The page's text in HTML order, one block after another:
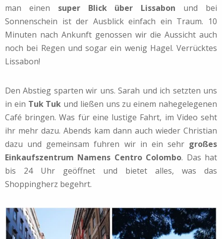
man einen super Blick über Lissabon und bei
Sonnenschein ist der Ausblick einfach ein Traum. 10
Minuten nach Ankunft genossen wir die Aussicht auch
noch bei Regen und sogar ein wenig Hagel. Verrücktes
Lissabon!
Den Abstieg sparten wir uns. Sarah und ich setzten uns
in ein Tuk Tuk und ließen uns zu einem nahegelegenen
Café bringen. Was für eine lustige Fahrt, im Video seht
ihr mehr dazu. Abends kam dann auch wieder Christian
dazu und gemeinsam fuhren wir in ein sehr großes
Einkaufszentrum Namens Centro Colombo. Das hat
bis 24 Uhr geöffnet und bietet alles, was das
Shoppingherz begehrt.